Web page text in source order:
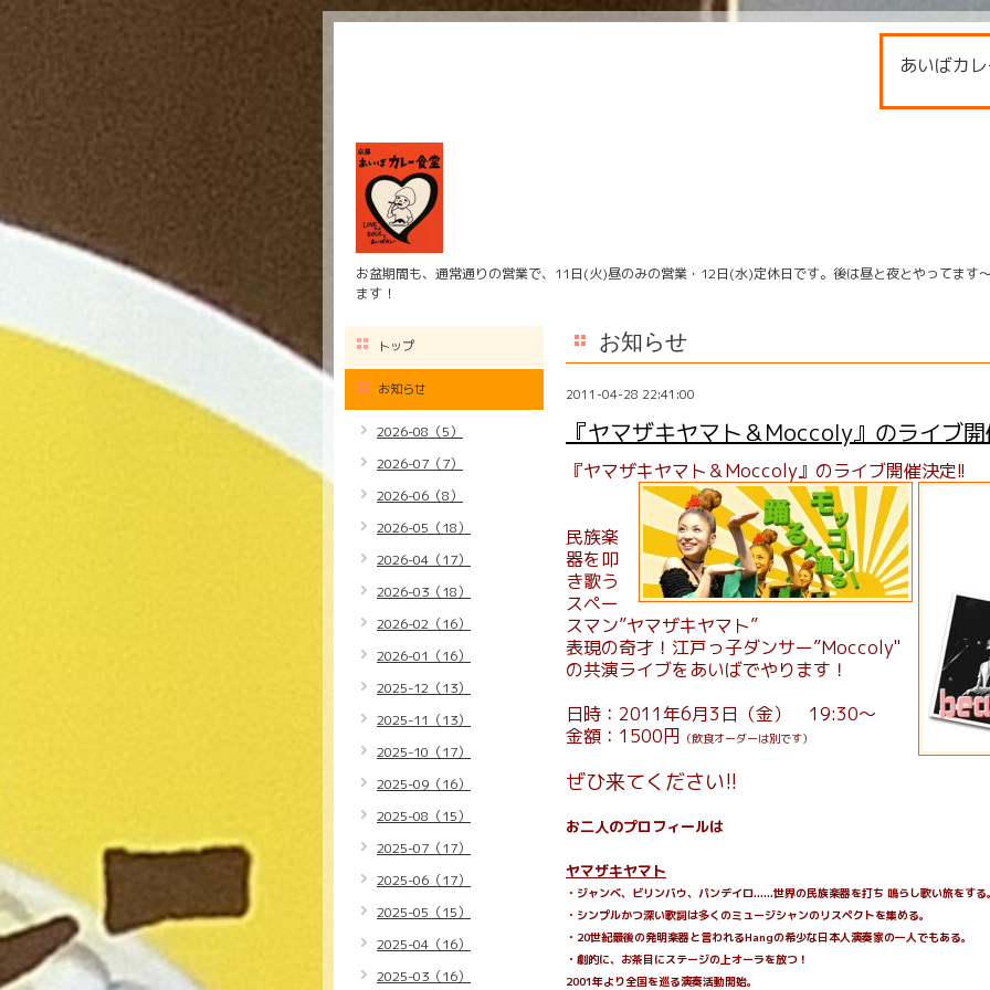
あいばカ
お盆期間も、通常通りの営業で、11日(火)昼のみの営業・12日(水)定休日です。後は昼と夜とやってます
ます！
お知らせ
2011-04-28 22:41:00
『ヤマザキヤマト＆Moccoly』のライブ
『ヤマザキヤマト＆Moccoly』のライブ開催決定!!
民族楽
器を叩
き歌う
スペー
スマン”ヤマザキヤマト”
表現の奇才！江戸っ子ダンサー”Moccoly"
の共演ライブをあいばでやります！
日時：2011年6月3日（金） 19:30～
金額：1500円 （飲食オーダーは別です）
ぜひ来てください!!
お二人のプロフィールは
ヤマザキヤマト
・ジャンベ、ビリンバウ、パンデイロ......世界の民族楽器を打ち 鳴らし歌い旅をする
・シンプルかつ深い歌詞は多くのミュージシャンのリスペクトを集める。
・20世紀最後の発明楽器と言われるHangの希少な日本人演奏家の一人でもある。
・劇的に、お茶目にステージの上オーラを放つ！
2001年より全国を巡る演奏活動開始。
トップ
お知らせ
2026-08（5）
2026-07（7）
2026-06（8）
2026-05（18）
2026-04（17）
2026-03（18）
2026-02（16）
2026-01（16）
2025-12（13）
2025-11（13）
2025-10（17）
2025-09（16）
2025-08（15）
2025-07（17）
2025-06（17）
2025-05（15）
2025-04（16）
2025-03（16）